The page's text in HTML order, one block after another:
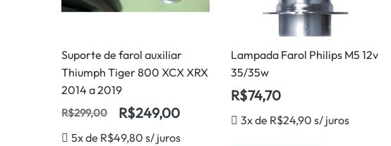
Suporte de farol auxiliar
Thiumph Tiger 800 XCX XRX
2014 a 2019
R$299,00 R$249,00
5x de R$49,80 s/ juros
Lampada Farol Philips M5 12v
35/35w
R$74,70
3x de R$24,90 s/ juros